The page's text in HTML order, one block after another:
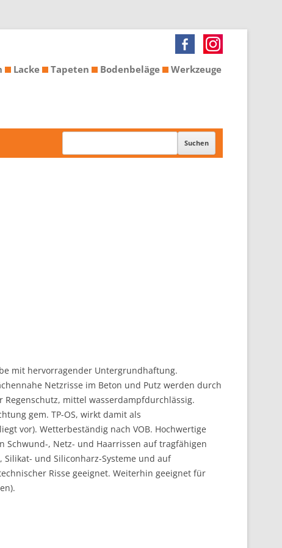
Lacke Tapeten Bodenbeläge Werkzeuge
mit hervorragender Untergrundhaftung.
Netzrisse im Beton und Putz werden durch
mittel wasserdampfdurchlässig.
gem. TP-OS, wirkt damit als
vor). Wetterbeständig nach VOB. Hochwertige
Schwund-, Netz- und Haarrissen auf tragfähigen
und Siliconharz-Systeme und auf
Risse geeignet. Weiterhin geeignet für